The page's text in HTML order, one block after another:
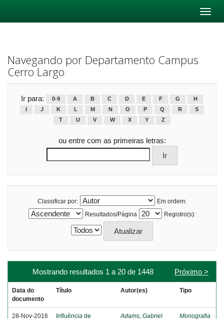
Navegando por Departamento Campus
Cerro Largo
Ir para: 0-9 A B C D E F G
H
J K L M N O P Q R
S
T
U V W X Y Z
ou entre com as primeiras letras:
Classificar por:
Em ordem:
Resultados/Página
Registro(s):
Mostrando resultados 1 a 20 de 1448 Próximo >
Data do
documento
Título Autor(es) Tipo
28-Nov-2016
Influência de
Adams, Gabriel
Monografia